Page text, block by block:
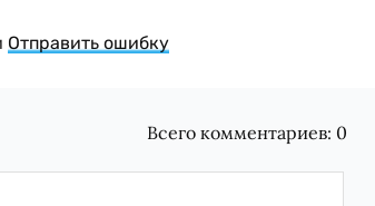
Отправить ошибку
Всего комментариев: 0